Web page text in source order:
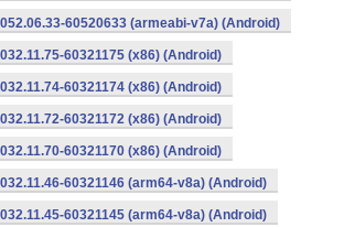
60520633 (armeabi-v7a) (Android)
60321175 (x86) (Android)
60321174 (x86) (Android)
60321172 (x86) (Android)
60321170 (x86) (Android)
60321146 (arm64-v8a) (Android)
60321145 (arm64-v8a) (Android)